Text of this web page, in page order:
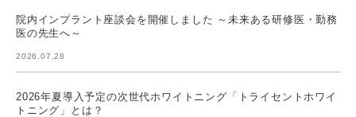
院内インプラント座談会を開催しました ～未来ある研修医・勤務
医の先生へ～
2026.07.28
2026年夏導入予定の次世代ホワイトニング「トライセントホワイ
トニング」とは？